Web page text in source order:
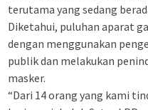
terutama yang sedang
Diketahui, puluhan aparat
dengan menggunakan
publik dan melakukan
masker.
“Dari 14 orang yang kami